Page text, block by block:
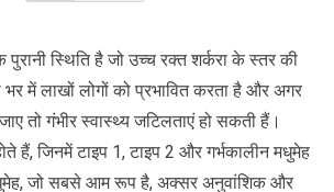
स्थिति है जो उच्च रक्त शर्करा के स्तर की
भर में लाखों लोगों को प्रभावित करता है और अगर
तो गंभीर स्वास्थ्य जटिलताएं हो सकती हैं।
हैं, जिनमें टाइप 1, टाइप 2 और गर्भकालीन मधुमेह
जो सबसे आम रूप है, अक्सर अनुवांशिक और